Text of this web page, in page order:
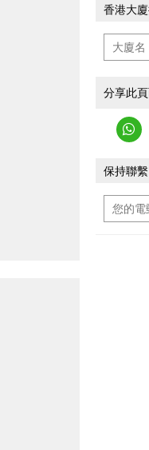
香港大
分享此
保持聯繫